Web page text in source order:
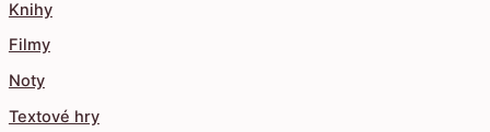
Knihy
Filmy
Noty
Textové hry